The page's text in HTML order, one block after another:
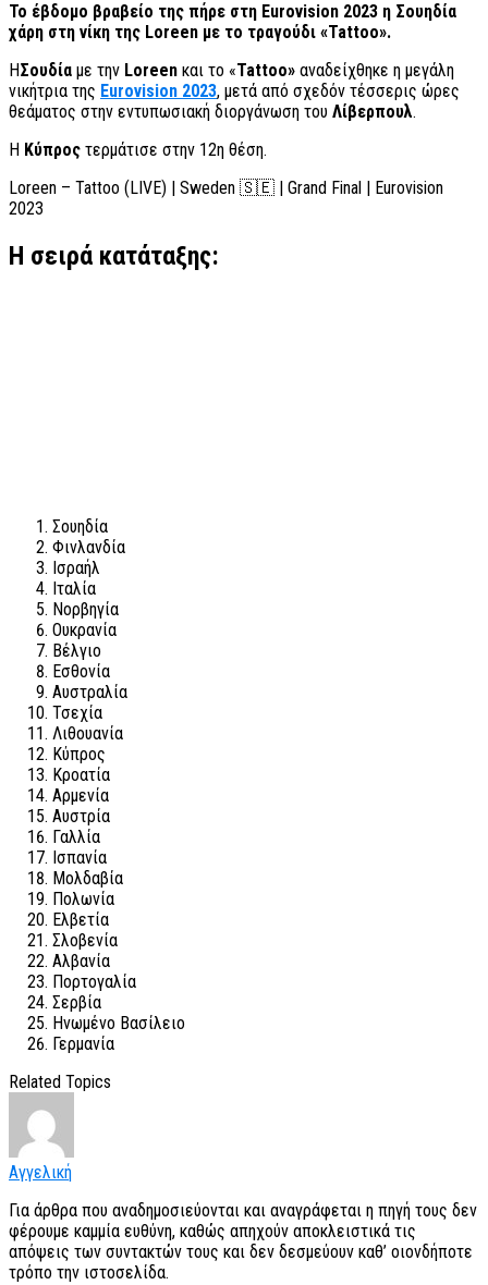
Το έβδομο βραβείο της πήρε στη Eurovision 2023 η Σουηδία
χάρη στη νίκη της Loreen με το τραγούδι «Tattoo».
ΗΣουδία με την Loreen και το «Tattoo» αναδείχθηκε η μεγάλη
νικήτρια της Eurovision 2023, μετά από σχεδόν τέσσερις ώρες
θεάματος στην εντυπωσιακή διοργάνωση του Λίβερπουλ.
Η Κύπρος τερμάτισε στην 12η θέση.
Loreen – Tattoo (LIVE) | Sweden 🇸🇪 | Grand Final | Eurovision
2023
Η σειρά κατάταξης:
Σουηδία
Φινλανδία
Ισραήλ
Ιταλία
Νορβηγία
Ουκρανία
Βέλγιο
Εσθονία
Αυστραλία
Τσεχία
Λιθουανία
Κύπρος
Κροατία
Αρμενία
Αυστρία
Γαλλία
Ισπανία
Μολδαβία
Πολωνία
Ελβετία
Σλοβενία
Αλβανία
Πορτογαλία
Σερβία
Ηνωμένο Βασίλειο
Γερμανία
Related Topics
Αγγελική
Για άρθρα που αναδημοσιεύονται και αναγράφεται η πηγή τους δεν
φέρουμε καμμία ευθύνη, καθώς απηχούν αποκλειστικά τις
απόψεις των συντακτών τους και δεν δεσμεύουν καθ’ οιονδήποτε
τρόπο την ιστοσελίδα.